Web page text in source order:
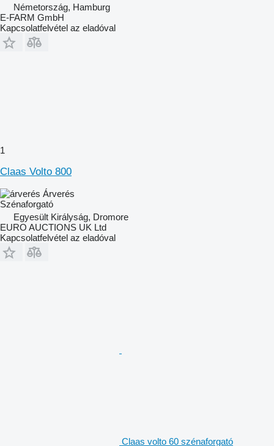
Németország, Hamburg
E-FARM GmbH
Kapcsolatfelvétel az eladóval
1
Claas Volto 800
Árverés
Szénaforgató
Egyesült Királyság, Dromore
EURO AUCTIONS UK Ltd
Kapcsolatfelvétel az eladóval
Claas volto 60 szénaforgató